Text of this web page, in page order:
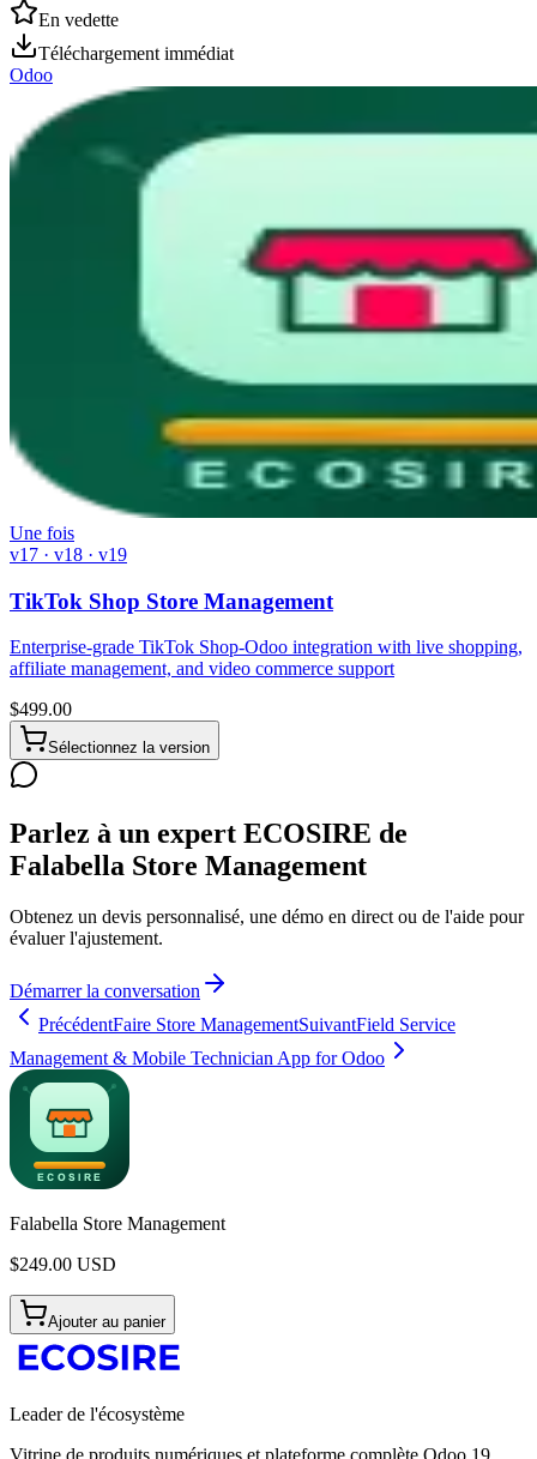
En vedette
Téléchargement immédiat
Odoo
Une fois
v17 · v18 · v19
TikTok Shop Store Management
Enterprise-grade TikTok Shop-Odoo integration with live shopping,
affiliate management, and video commerce support
$499.00
Sélectionnez la version
Parlez à un expert ECOSIRE de
Falabella Store Management
Obtenez un devis personnalisé, une démo en direct ou de l'aide pour
évaluer l'ajustement.
Démarrer la conversation
PrécédentFaire Store ManagementSuivantField Service
Management & Mobile Technician App for Odoo
Falabella Store Management
$249.00 USD
Ajouter au panier
Leader de l'écosystème
Vitrine de produits numériques et plateforme complète Odoo 19